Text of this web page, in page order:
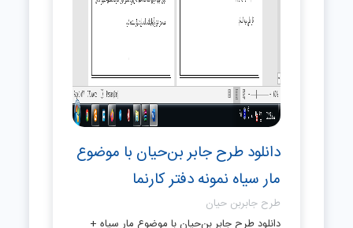
دانلود طرح جابر بن‌حیان با موضوع
مار سیاه نمونه دفتر کارنما
طرح جابربن حیان
دانلود طرح جابر بن‌حیان با موضوع مار سیاه +